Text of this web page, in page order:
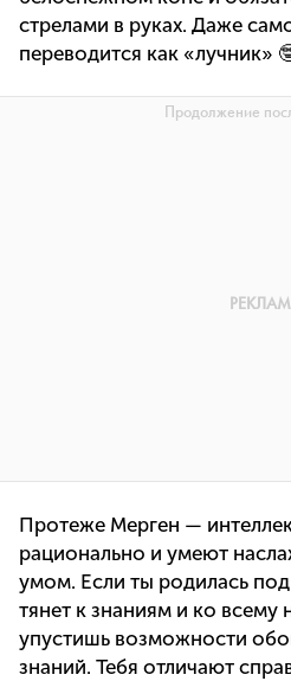
стрелами в руках. Даже
переводится как «лучник»
Протеже Мерген —
рационально и умеют
умом. Если ты родилась
тянет к знаниям и ко всему
упустишь возможности
знаний. Тебя отличают